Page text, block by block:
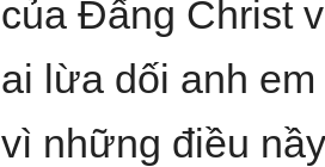
của Đấng Christ
ai lừa dối anh
vì những điều